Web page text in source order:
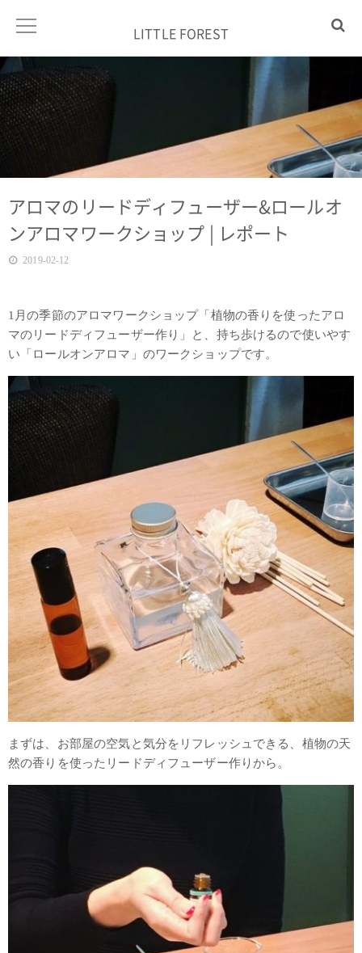
LITTLE FOREST
アロマのリードディフューザー&ロールオ
ンアロマワークショップ | レポート
2019-02-12
1月の季節のアロマワークショップ「植物の香りを使ったアロ
マのリードディフューザー作り」と、持ち歩けるので使いやす
い「ロールオンアロマ」のワークショップです。
まずは、お部屋の空気と気分をリフレッシュできる、植物の天
然の香りを使ったリードディフューザー作りから。